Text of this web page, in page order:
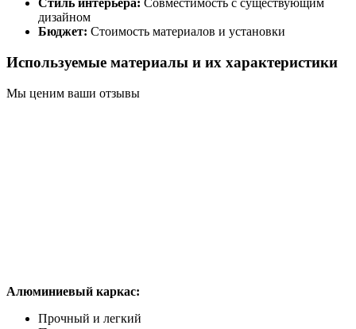
Стиль интерьера: Совместимость с существующим
дизайном
Бюджет: Стоимость материалов и установки
Используемые материалы и их характеристики
Мы ценим ваши отзывы
Алюминиевый каркас:
Прочный и легкий